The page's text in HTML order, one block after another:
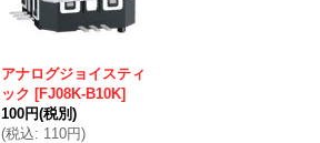
アナログジョイスティ
ック [FJ08K-B10K]
100円(税別)
(税込: 110円)